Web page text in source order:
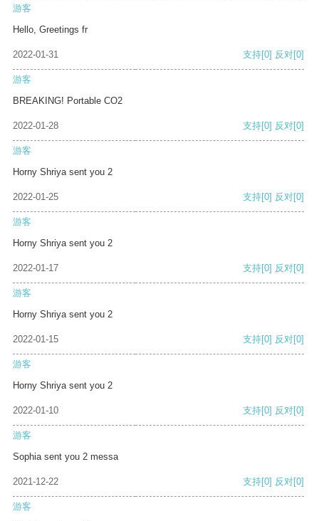
游客
Hello, Greetings fr
2022-01-31 支持[0] 反对[0]
游客
BREAKING! Portable CO2
2022-01-28 支持[0] 反对[0]
游客
Horny Shriya sent you 2
2022-01-25 支持[0] 反对[0]
游客
Horny Shriya sent you 2
2022-01-17 支持[0] 反对[0]
游客
Horny Shriya sent you 2
2022-01-15 支持[0] 反对[0]
游客
Horny Shriya sent you 2
2022-01-10 支持[0] 反对[0]
游客
Sophia sent you 2 messa
2021-12-22 支持[0] 反对[0]
游客